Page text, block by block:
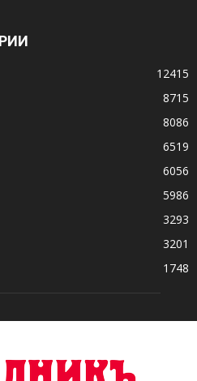
12415
8715
8086
6519
6056
5986
3293
3201
1748